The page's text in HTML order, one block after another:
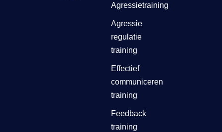
Agressietraining
Agressie
regulatie
training
Effectief
communiceren
training
Feedback
training